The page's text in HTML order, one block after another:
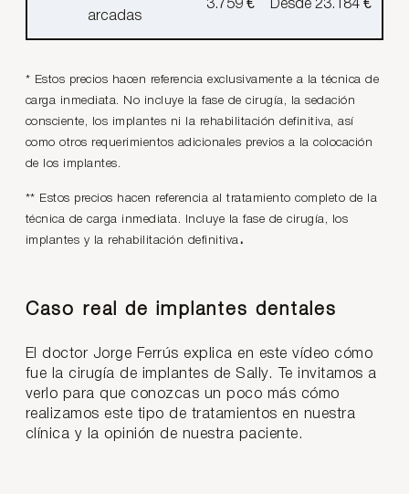
arcadas
3.759 € Desde 23.184€
* Estos precios hacen referencia exclusivamente a la técnica de
carga inmediata. No incluye la fase de cirugía, la sedación
consciente, los implantes ni la rehabilitación definitiva, así
como otros requerimientos adicionales previos a la colocación
de los implantes.
** Estos precios hacen referencia al tratamiento completo de la
técnica de carga inmediata. Incluye la fase de cirugía, los
implantes y la rehabilitación definitiva.
Caso real de implantes dentales
El doctor Jorge Ferrús explica en este vídeo cómo
fue la cirugía de implantes de Sally. Te invitamos a
verlo para que conozcas un poco más cómo
realizamos este tipo de tratamientos en nuestra
clínica y la opinión de nuestra paciente.